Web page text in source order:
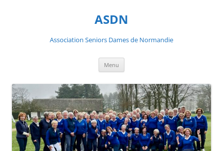
ASDN
Association Seniors Dames de Normandie
Menu